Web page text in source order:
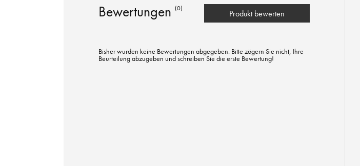
Bewertungen (0)
Produkt bewerten
Bisher wurden keine Bewertungen abgegeben. Bitte zögern Sie nicht, Ihre
Beurteilung abzugeben und schreiben Sie die erste Bewertung!